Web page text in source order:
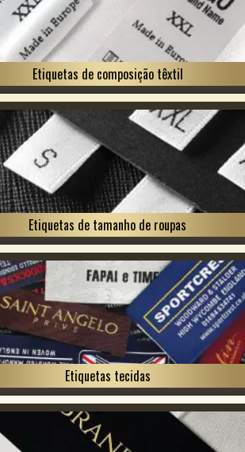
Etiquetas de composição têxtil
Etiquetas de tamanho de roupas
Etiquetas tecidas